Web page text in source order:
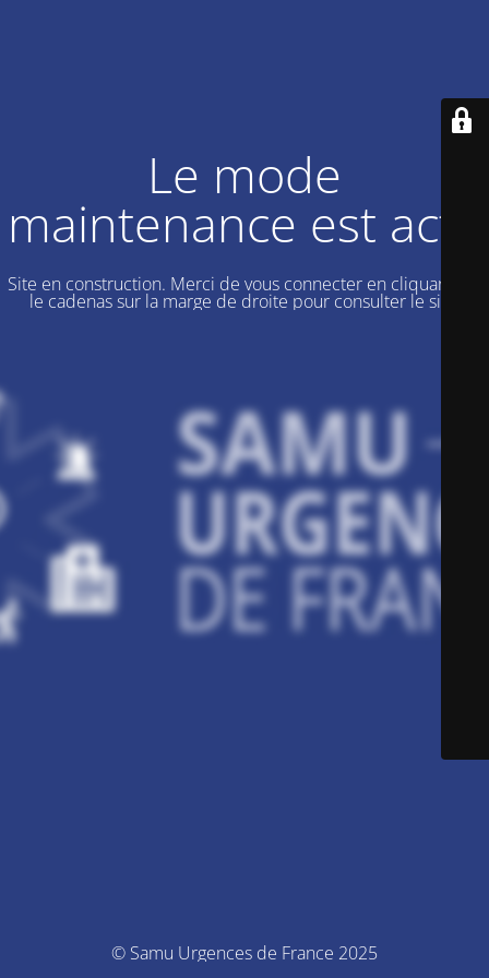
Le mode
maintenance est actif
Site en construction. Merci de vous connecter en cliquant sur
le cadenas sur la marge de droite pour consulter le site.
© Samu Urgences de France 2025